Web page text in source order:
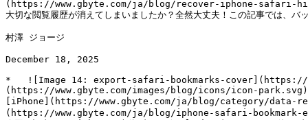
(https://www.gbyte.com/ja/blog/recover-iphone-safari-
大切な閲覧履歴が消えてしまいましたか？全然大丈夫！この記事では、
村澤 ジョージ
December 18, 2025
*   ![Image 14: export-safari-bookmarks-cover](https://
(https://www.gbyte.com/images/blog/icons/icon-park.svg)
[iPhone](https://www.gbyte.com/ja/blog/category/data-
(https://www.gbyte.com/ja/blog/iphone-safari-bookmark-